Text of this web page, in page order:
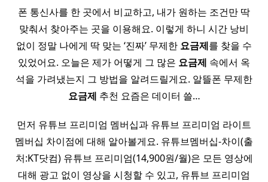
폰 통신사를 한 곳에서 비교하고, 내가 원하는 조건만 딱
맞춰서 찾아주는 곳을 이용해요. 이렇게 하니 시간 낭비
없이 정말 나에게 딱 맞는 ‘진짜’ 무제한 요금제를 찾을 수
있었어요. 오늘은 제가 어떻게 그 많은 요금제 속에서 옥
석을 가려냈는지 그 방법을 알려드릴게요. 알뜰폰 무제한
요금제 추천 요즘은 데이터 쓸…
먼저 유튜브 프리미엄 멤버십과 유튜브 프리미엄 라이트
멤버십 차이점에 대해 알아볼게요. 유튜브멤버십-차이(출
처:KT닷컴) 유튜브 프리미엄(14,900원/월)은 모든 영상에
대해 광고 없이 영상을 시청할 수 있고, 유튜브 프리미엄